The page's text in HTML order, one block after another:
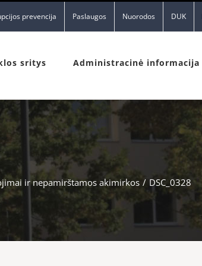
prevencija Paslaugos Nuorodos DUK
sritys Administracinė informacija
ir nepamirštamos akimirkos / DSC_0328